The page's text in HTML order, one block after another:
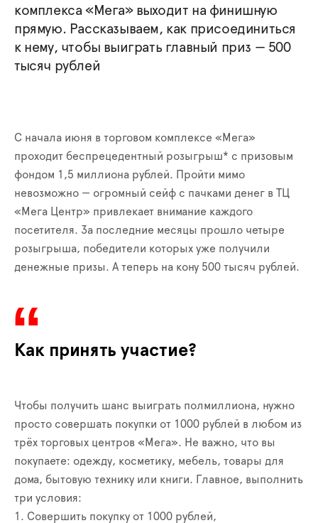
комплекса «Мега» выходит на финишную
прямую. Рассказываем, как присоединиться
к нему, чтобы выиграть главный приз — 500
тысяч рублей
С начала июня в торговом комплексе «Мега»
проходит беспрецедентный розыгрыш* с призовым
фондом 1,5 миллиона рублей. Пройти мимо
невозможно — огромный сейф с пачками денег в ТЦ
«Мега Центр» привлекает внимание каждого
посетителя. За последние месяцы прошло четыре
розыгрыша, победители которых уже получили
денежные призы. А теперь на кону 500 тысяч рублей.
Как принять участие?
Чтобы получить шанс выиграть полмиллиона, нужно
просто совершать покупки от 1000 рублей в любом из
трёх торговых центров «Мега». Не важно, что вы
покупаете: одежду, косметику, мебель, товары для
дома, бытовую технику или книги. Главное, выполнить
три условия:
1. Совершить покупку от 1000 рублей,